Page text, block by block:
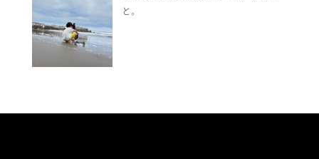
と。